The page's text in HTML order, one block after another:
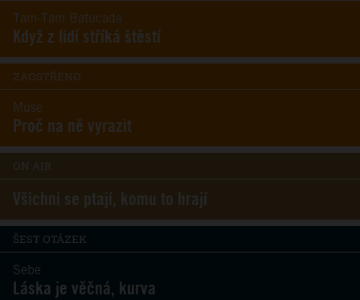
Tam-Tam Batucada
Když z lidí stříká štěstí
ZAOSTŘENO
Muse
Proč na ně vyrazit
ON AIR
Všichni se ptají, komu to hrají
ŠEST OTÁZEK
Sebe
Láska je věčná, kurva